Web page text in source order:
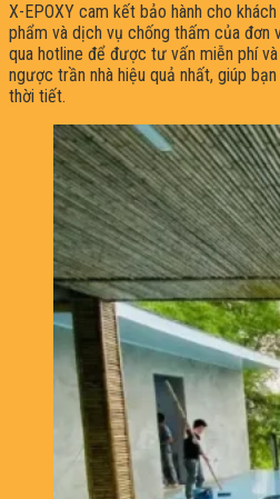
X-EPOXY cam kết bảo hành cho
phẩm và dịch vụ chống thấm của đơn
qua hotline để được tư vấn miễn phí
ngược trần nhà hiệu quả nhất, giúp
thời tiết.